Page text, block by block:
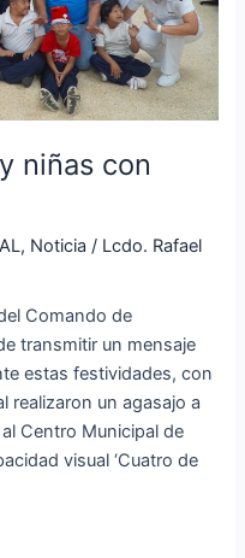
niñas con
, Noticia / Lcdo. Rafael
Comando de
transmitir un mensaje
estas festividades, con
realizaron un agasajo a
Centro Municipal de
visual ‘Cuatro de